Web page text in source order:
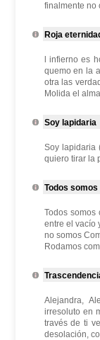
finalmente no
Roja
l infierno es
quemo en la
otra las
Molida el
Soy lapidaria
Soy lapidaria
quiero tirar la
Todos somos
Todos
entre el vacío
no somos
Rodamos
Alejandra,
irresoluto en
través de ti
desolación,